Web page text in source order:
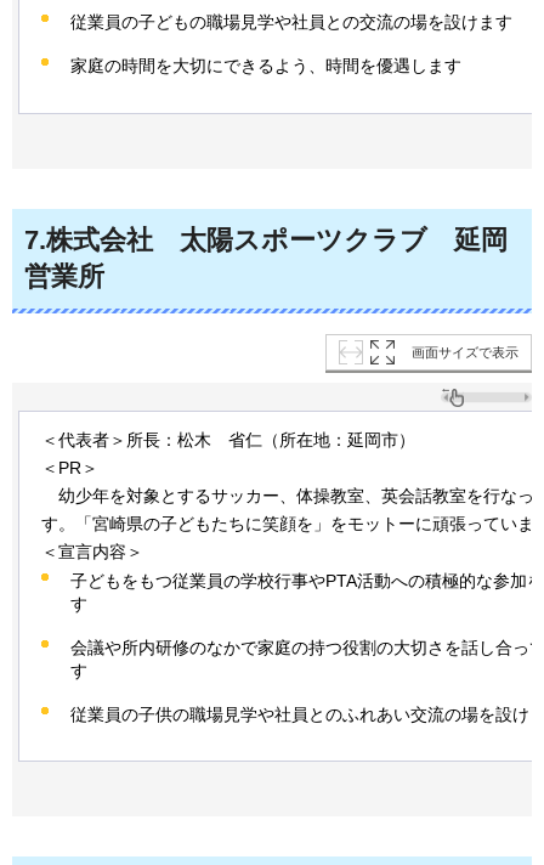
従業員の子どもの職場見学や社員との交流の場を設けます
家庭の時間を大切にできるよう、時間を優遇します
7.株式会社 太陽スポーツクラブ
延岡
営業所
画面サイズで表示
＜代表者＞所長：松木 省仁 （所在地：延岡市）
＜PR＞
幼少年を対象とするサッカー、体操教室、英会話教室を行なっ
す。「宮崎県の子どもたちに笑顔を」をモットーに頑張っていま
＜宣言内容＞
子どもをもつ従業員の学校行事やPTA活動への積極的な参加
す
会議や所内研修のなかで家庭の持つ役割の大切さを話し合っ
す
従業員の子供の職場見学や社員とのふれあい交流の場を設け